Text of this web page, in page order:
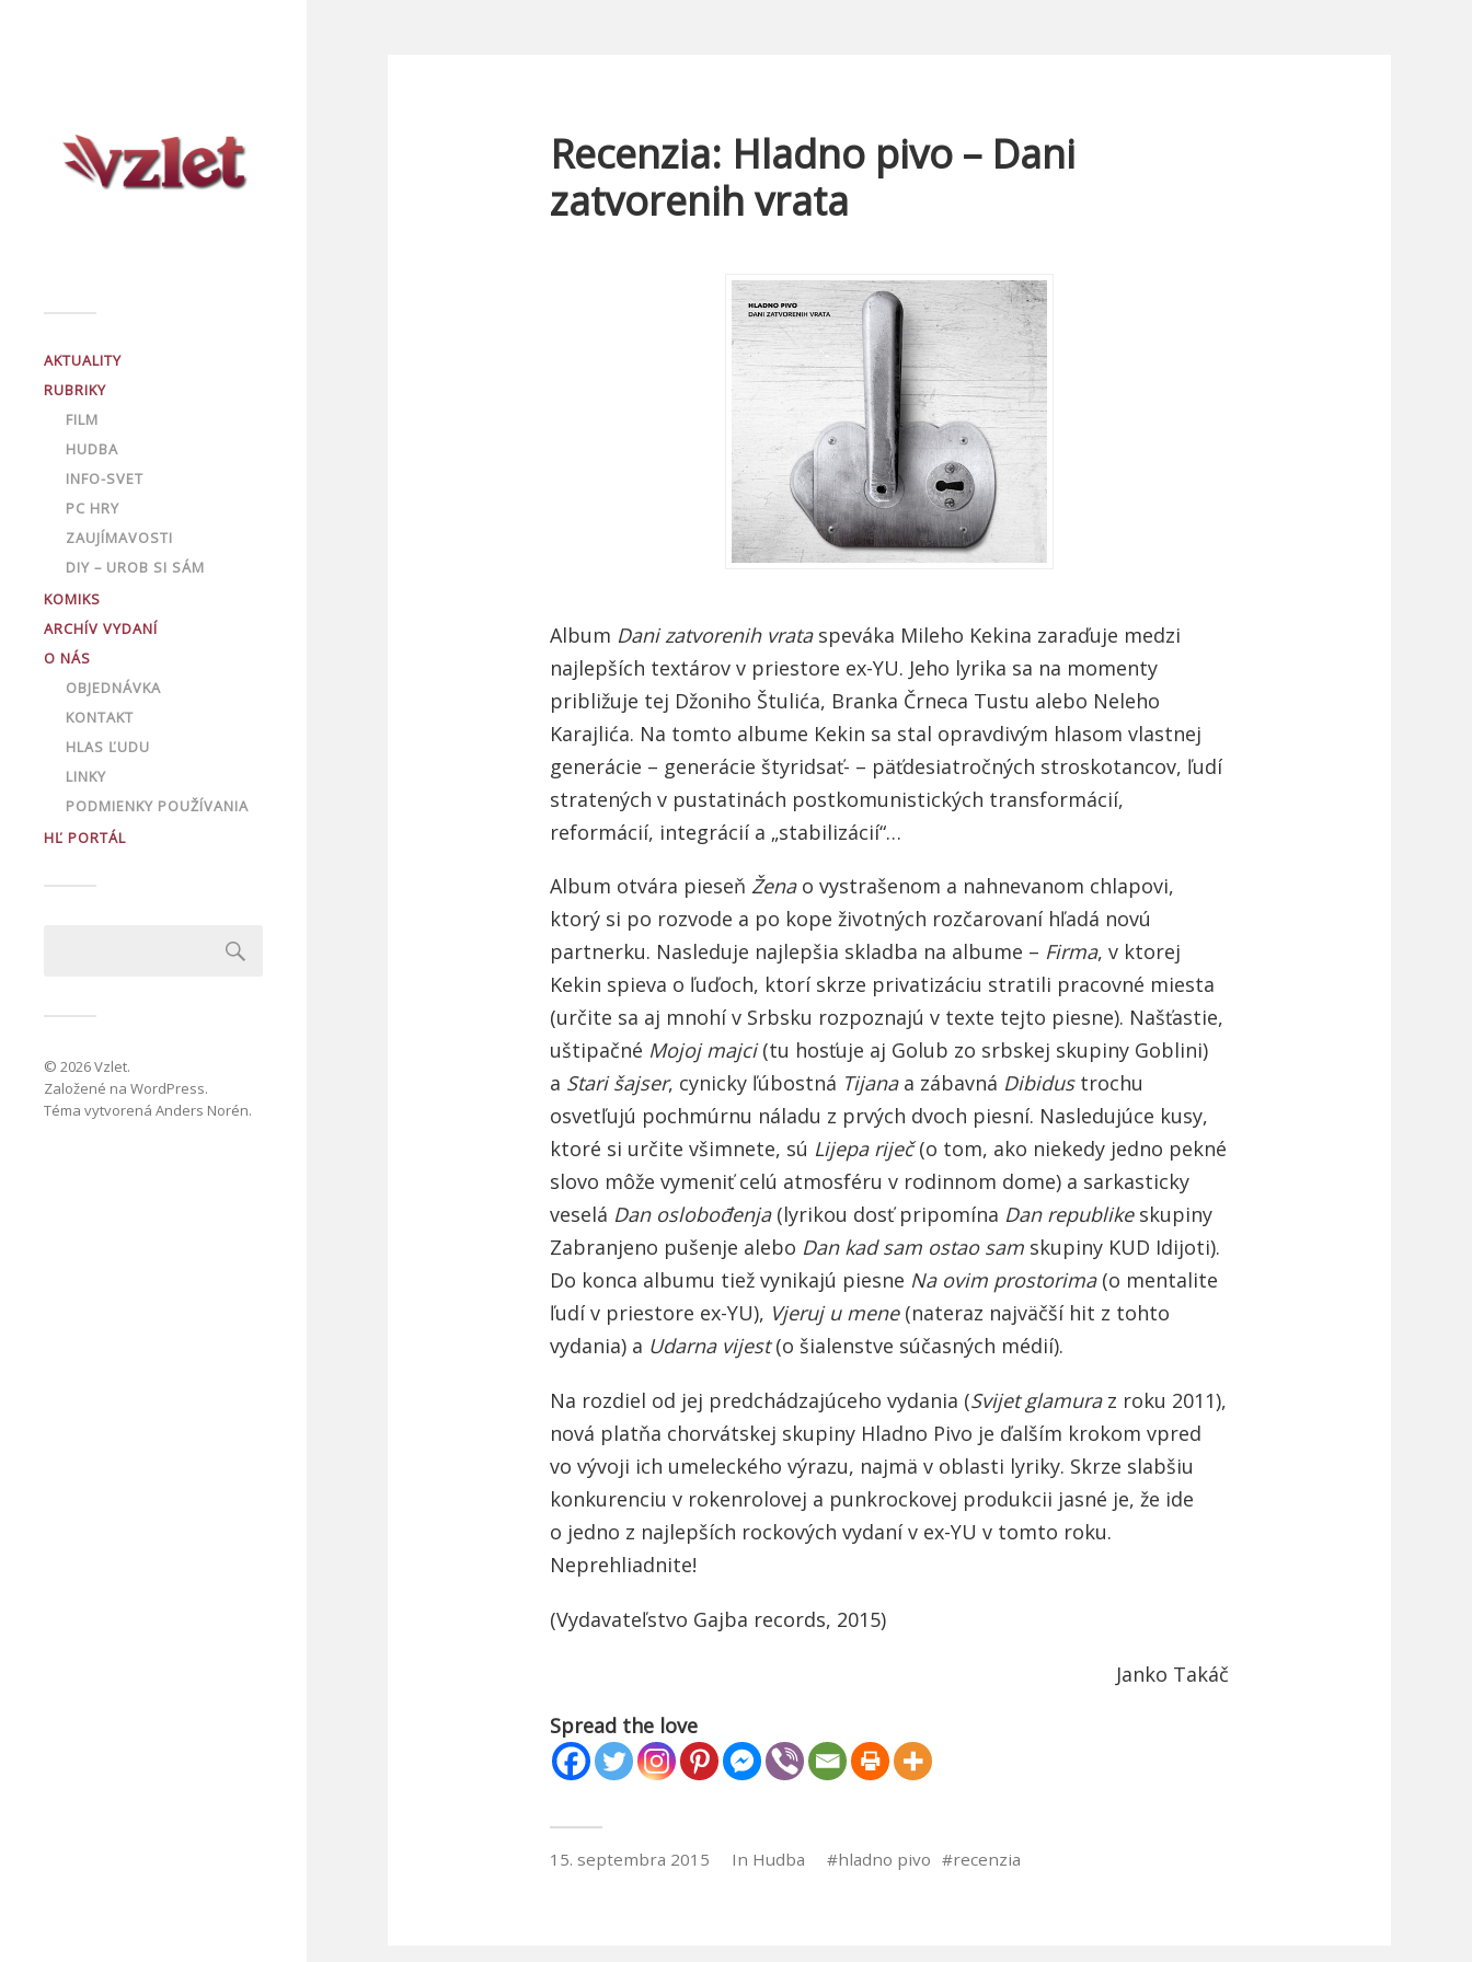
AKTUALITY
RUBRIKY
FILM
HUDBA
INFO-SVET
PC HRY
ZAUJÍMAVOSTI
DIY – UROB SI SÁM
KOMIKS
ARCHÍV VYDANÍ
O NÁS
OBJEDNÁVKA
KONTAKT
HLAS ĽUDU
LINKY
PODMIENKY POUŽÍVANIA
HĽ PORTÁL
© 2026Vzlet.
Založené na WordPress.
Téma vytvorená Anders Norén.
Recenzia: Hladno pivo – Dani
zatvorenih vrata
Album Dani zatvorenih vrataspeváka Mileho Kekina zaraďuje medzi
najlepších textárov v priestore ex-YU. Jeho lyrika sa na momenty
približuje tej Džoniho Štulića, Branka Črneca Tustu alebo Neleho
Karajlića. Na tomto albume Kekin sa stal opravdivým hlasom vlastnej
generácie – generácie štyridsať- – päťdesiatročných stroskotancov, ľudí
stratených v pustatinách postkomunistických transformácií,
reformácií, integrácií a „stabilizácií“…
Album otvára pieseň Ženao vystrašenom a nahnevanom chlapovi,
ktorý si po rozvode a po kope životných rozčarovaní hľadá novú
partnerku. Nasleduje najlepšia skladba na albume – Firma, v ktorej
Kekin spieva o ľuďoch, ktorí skrze privatizáciu stratili pracovné miesta
(určite sa aj mnohí v Srbsku rozpoznajú v texte tejto piesne). Našťastie,
uštipačné Mojoj majci(tu hosťuje aj Golub zo srbskej skupiny Goblini)
a Stari šajser, cynicky ľúbostná Tijanaa zábavná Dibidustrochu
osvetľujú pochmúrnu náladu z prvých dvoch piesní. Nasledujúce kusy,
ktoré si určite všimnete, sú Lijepa riječ(o tom, ako niekedy jedno pekné
slovo môže vymeniť celú atmosféru v rodinnom dome) a sarkasticky
veselá Dan oslobođenja (lyrikou dosť pripomína Dan republikeskupiny
Zabranjeno pušenje alebo Dan kad sam ostao sam skupiny KUD Idijoti).
Do konca albumu tiež vynikajú piesne Na ovim prostorima (o mentalite
ľudí v priestore ex-YU), Vjeruj u mene(nateraz najväčší hit z tohto
vydania) a Udarna vijest(o šialenstve súčasných médií).
Na rozdiel od jej predchádzajúceho vydania (Svijet glamuraz roku 2011),
nová platňa chorvátskej skupiny Hladno Pivo je ďalším krokom vpred
vo vývoji ich umeleckého výrazu, najmä v oblasti lyriky. Skrze slabšiu
konkurenciu v rokenrolovej a punkrockovej produkcii jasné je, že ide
o jedno z najlepších rockových vydaní v ex-YU v tomto roku.
Neprehliadnite!
(Vydavateľstvo Gajba records, 2015)
Janko Takáč
Spread the love
15. septembra 2015 In Hudba hladno pivo recenzia